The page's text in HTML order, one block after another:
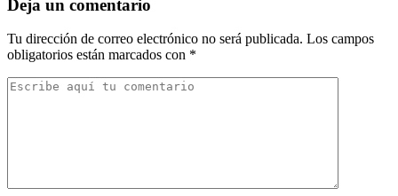
Deja un comentario
Tu dirección de correo electrónico no será publicada. Los campos
obligatorios están marcados con *